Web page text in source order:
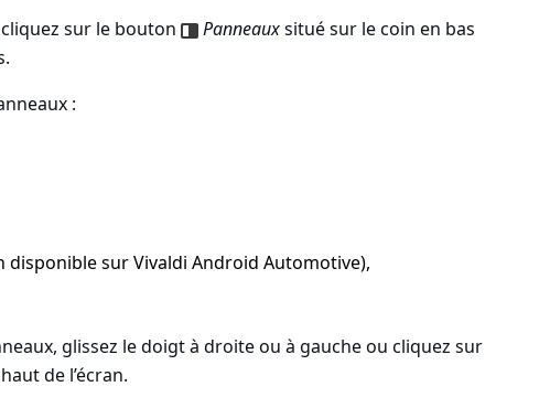
sur le bouton Panneauxsitué sur le coin en bas
:
disponible sur Vivaldi Android Automotive),
glissez le doigt à droite ou à gauche ou cliquez sur
de l’écran.